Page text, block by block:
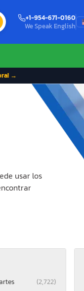
+1-954-671-0160
We Speak English
→
usar los
(2,722)